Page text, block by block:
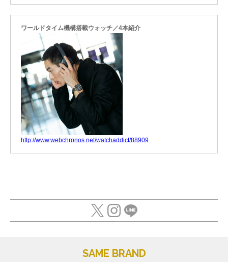
ワールドタイム機構搭載ウォッチ／4本紹介
http://www.webchronos.net/watchaddict/88909
SAME BRAND